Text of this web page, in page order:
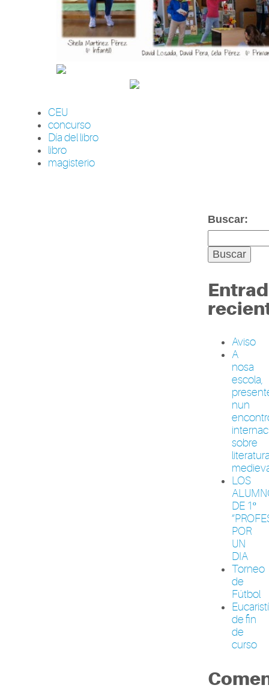
CEU
concurso
Día del libro
libro
magisterio
Buscar:
Aviso
A
nosa
escola,
nun
sobre
LOS
DE 1º
POR
UN
DIA
Torneo
de
Fútbol
de fin
de
curso